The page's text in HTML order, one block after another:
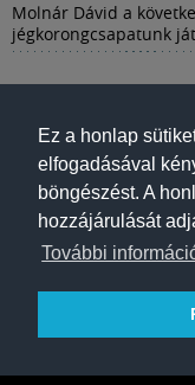
Ez a honlap
elfogadásával
böngészést. A
hozzájárulását
További
Molnár Dávid a
jégkorongcsapatunk